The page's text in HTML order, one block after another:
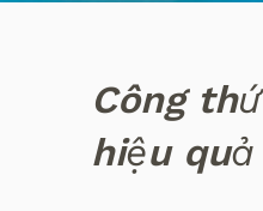
Công
hiệu